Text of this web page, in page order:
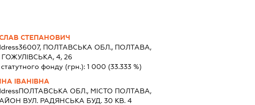
СТЕПАНОВИЧ
36007, ПОЛТАВСЬКА ОБЛ., ПОЛТАВА,
4, 26
фонду (грн.):1 000 (33.333 %)
ІВАНІВНА
ПОЛТАВСЬКА ОБЛ., МІСТО ПОЛТАВА,
ВУЛ. РАДЯНСЬКА БУД. 30 КВ. 4